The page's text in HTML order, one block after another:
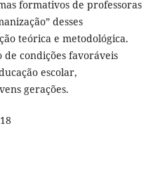
formativos de professoras
desses
teórica e metodológica.
de condições favoráveis
escolar,
gerações.